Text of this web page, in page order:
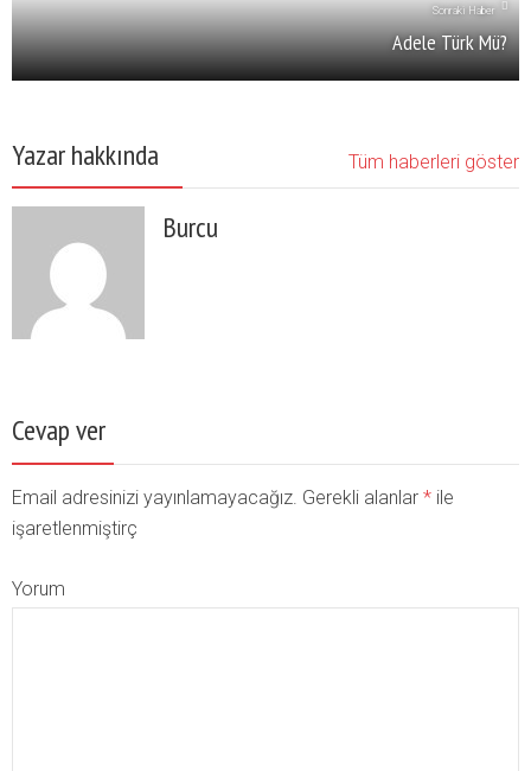
Sonraki Haber
Adele Türk Mü?
Yazar hakkında Tüm haberleri göster
Burcu
Cevap ver
Email adresinizi yayınlamayacağız. Gerekli alanlar * ile
işaretlenmiştirç
Yorum